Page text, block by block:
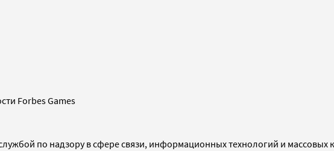
Forbes Games
по надзору в сфере связи, информационных технологий и